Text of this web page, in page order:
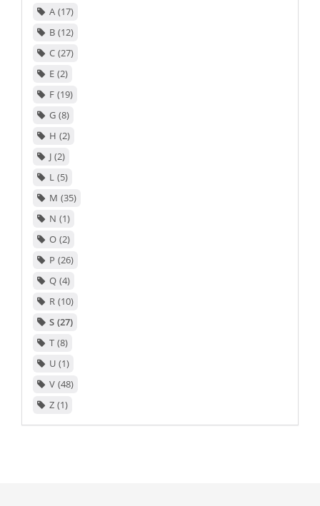
A 17
B 12
C 27
E 2
F 19
G 8
H 2
J 2
L 5
M 35
N 1
O 2
P 26
Q 4
R 10
S 27
T 8
U 1
V 48
Z 1